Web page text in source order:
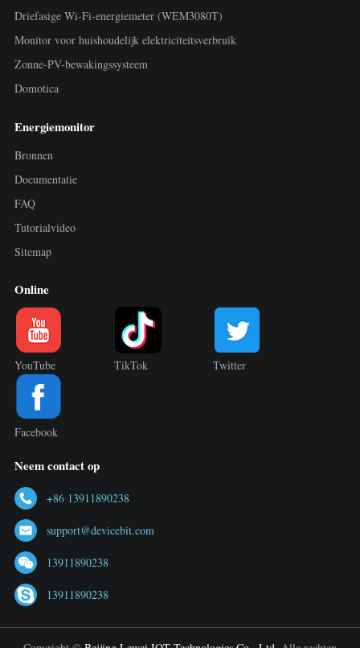
Driefasige Wi-Fi-energiemeter (WEM3080T)
Monitor voor huishoudelijk elektriciteitsverbruik
Zonne-PV-bewakingssysteem
Domotica
Energiemonitor
Bronnen
Documentatie
FAQ
Tutorialvideo
Sitemap
Online
YouTube TikTok Twitter
Facebook
Neem contact op
+86 13911890238
support@devicebit.com
13911890238
13911890238